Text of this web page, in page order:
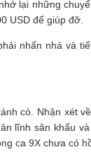
lại những
USD để giúp đỡ.
nhấn nhá và
cò. Nhận xét
lĩnh sân khấu
ca 9X chưa có